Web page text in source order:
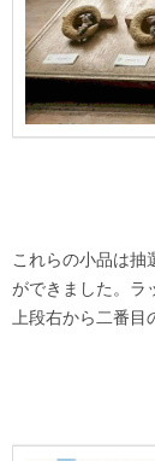
これらの小品は抽
ができました。ラ
上段右から二番目